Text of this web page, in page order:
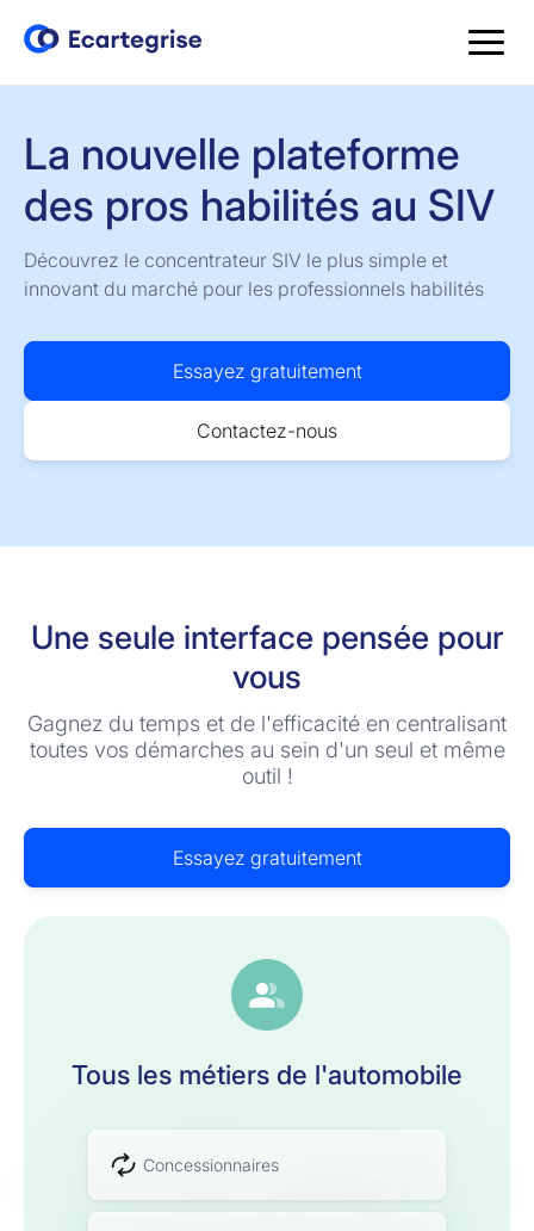
La nouvelle plateforme
des pros habilités au SIV
Découvrez le concentrateur SIV le plus simple et
innovant du marché pour les professionnels habilités
Essayez gratuitement
Contactez-nous
Une seule interface pensée pour
vous
Gagnez du temps et de l'efficacité en centralisant
toutes vos démarches au sein d'un seul et même
outil !
Essayez gratuitement
Tous les métiers de l'automobile
Concessionnaires